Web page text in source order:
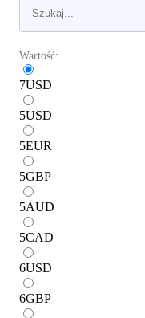
Wartość:
7USD
5USD
5EUR
5GBP
5AUD
5CAD
6USD
6GBP